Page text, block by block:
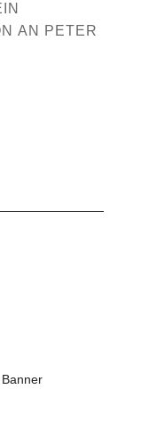
G
PETER ;-